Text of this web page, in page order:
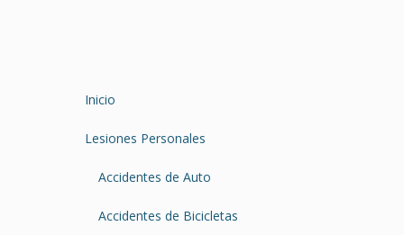
Inicio
Lesiones Personales
Accidentes de Auto
Accidentes de Bicicletas